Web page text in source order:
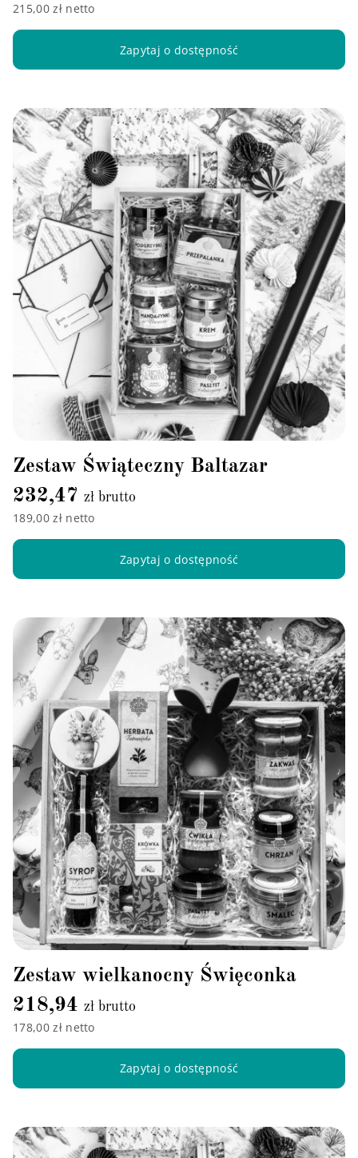
215,00 zł netto
Zapytaj o dostępność
Zestaw Świąteczny Baltazar
232,47 zł brutto
189,00 zł netto
Zapytaj o dostępność
Zestaw wielkanocny Święconka
218,94 zł brutto
178,00 zł netto
Zapytaj o dostępność